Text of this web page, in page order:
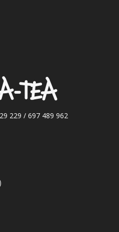
229 / 697 489 962